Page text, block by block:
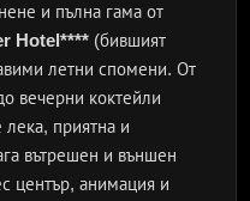
и пълна гама от
Hotel**** (бившият
летни спомени. От
вечерни коктейли
лека, приятна и
вътрешен и външен
център, анимация и